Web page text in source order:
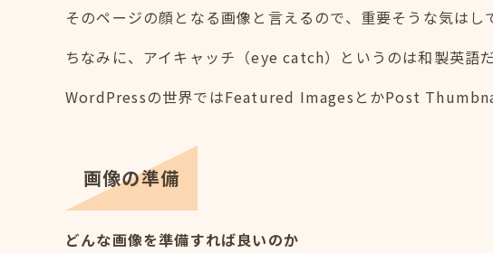
そのページの顔となる画像と言えるので、重要そうな気はし
ちなみに、アイキャッチ（eye catch）というのは和製英語だ
WordPressの世界ではFeatured ImagesとかPost
画像の準備
どんな画像を準備すれば良いのか